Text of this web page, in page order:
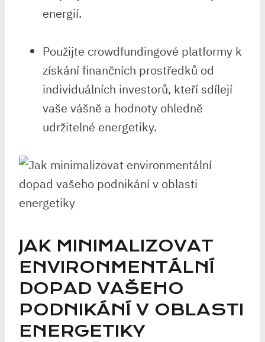
energií.
Použijte crowdfundingové platformy k
získání finančních prostředků od
individuálních investorů, kteří sdílejí
vaše vášně a hodnoty ohledně
udržitelné energetiky.
JAK MINIMALIZOVAT
ENVIRONMENTÁLNÍ
DOPAD VAŠEHO
PODNIKÁNÍ V OBLASTI
ENERGETIKY